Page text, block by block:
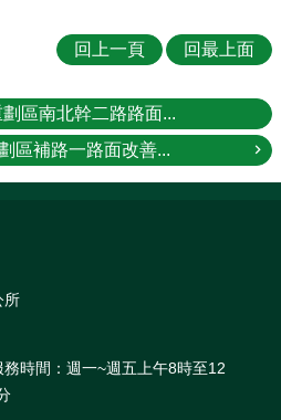
回上一頁 回最上面
區南北幹二路路面...
區補路一路面改善...
所
時間：週一~週五上午8時至12